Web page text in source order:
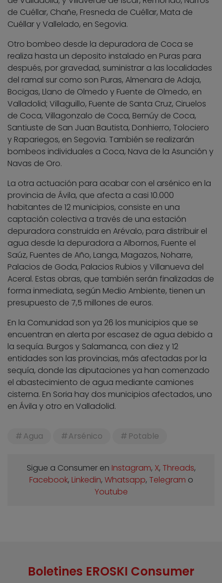
de Cuéllar, Chañe, Fresneda de Cuéllar, Mata de
Cuéllar y Vallelado, en Segovia.
Otro bombeo desde la depuradora de Coca se
realiza hasta un deposito instalado en Puras para
después, por gravedad, suministrar a las localidades
del ramal sur como son Puras, Almenara de Adaja,
Bocigas, Llano de Olmedo y Fuente de Olmedo, en
Valladolid; Villaguillo, Fuente de Santa Cruz, Ciruelos
de Coca, Villagonzalo de Coca, Bernúy de Coca,
Santiuste de San Juan Bautista, Donhierro, Tolociero
y Rapariegos, en Segovia. También se realizarán
bombeos individuales a Coca, Nava de la Asunción y
Navas de Oro.
La otra actuación para acabar con el arsénico en la
provincia de Ávila, que afecta a casi 10.000
habitantes de 12 municipios, consiste en una
captación colectiva a través de una estación
depuradora construida en Arévalo, para distribuir el
agua desde la depuradora a Albornos, Fuente el
Saúz, Fuentes de Año, Langa, Magazos, Noharre,
Palacios de Goda, Palacios Rubios y Villanueva del
Aceral. Estas obras, que también serán finalizadas de
forma inmediata, según Medio Ambiente, tienen un
presupuesto de 7,5 millones de euros.
En la Comunidad son ya 26 los municipios que se
encuentran en alerta por escasez de agua debido a
la sequía. Burgos y Salamanca, con diez y 12
entidades son las provincias, más afectadas por la
sequía, donde las diputaciones ya han comenzado
el abastecimiento de agua mediante camiones
cisterna. En Soria hay dos municipios afectados, uno
en Ávila y otro en Valladolid.
Agua Arsénico Potable
Sigue a Consumer en Instagram, X, Threads,
Facebook, Linkedin, Whatsapp, Telegram o
Youtube
Boletines EROSKI Consumer